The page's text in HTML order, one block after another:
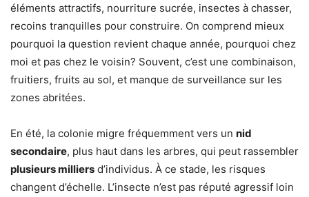
éléments attractifs, nourriture sucrée, insectes à chasser,
recoins tranquilles pour construire. On comprend mieux
pourquoi la question revient chaque année, pourquoi chez
moi et pas chez le voisin? Souvent, c’est une combinaison,
fruitiers, fruits au sol, et manque de surveillance sur les
zones abritées.
En été, la colonie migre fréquemment vers un nid
secondaire, plus haut dans les arbres, qui peut rassembler
plusieurs milliers d’individus. À ce stade, les risques
changent d’échelle. L’insecte n’est pas réputé agressif loin